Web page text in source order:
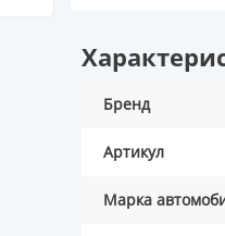
Бренд
Артикул
Марка